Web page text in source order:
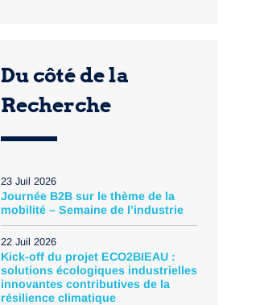
Du côté de la
Recherche
23 Juil 2026
Journée B2B sur le thème de la
mobilité – Semaine de l’industrie
22 Juil 2026
Kick-off du projet ECO2BIEAU :
solutions écologiques industrielles
innovantes contributives de la
résilience climatique